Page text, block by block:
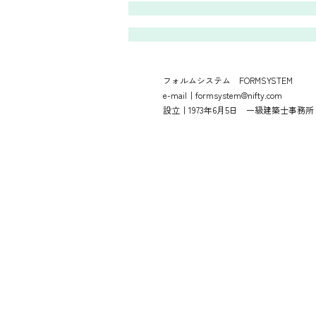
​フォルムシステム FORMSYSTEM
e-mail｜ formsystem@nifty.com
設立｜1973年6月5日 一級建築士事務所